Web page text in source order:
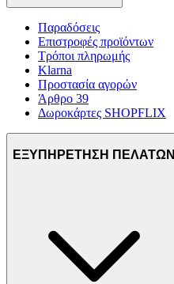
Παραδόσεις
Επιστροφές προϊόντων
Τρόποι πληρωμής
Klarna
Προστασία αγορών
Άρθρο 39
Δωροκάρτες SHOPFLIX
ΕΞΥΠΗΡΕΤΗΣΗ ΠΕΛΑΤΩΝ